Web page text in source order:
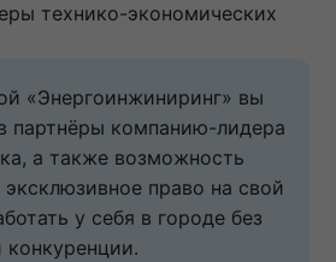
технико-экономических
«Энергоинжиниринг» вы
партнёры компанию-лидера
а также возможность
эксклюзивное право на свой
у себя в городе без
конкуренции.